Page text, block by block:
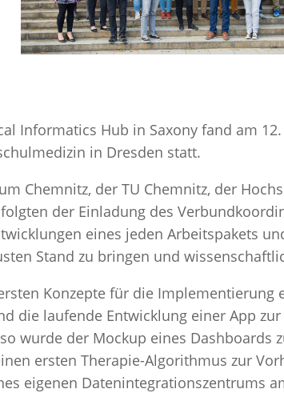
Informatics Hub in Saxony fand am
in Dresden statt.
Chemnitz, der TU Chemnitz, der
der Einladung des
eines jeden Arbeitspakets
Stand zu bringen und
Konzepte für die Implementierung
die laufende Entwicklung einer App
wurde der Mockup eines Dashboards
ersten Therapie-Algorithmus zur
eigenen Datenintegrationszentrums